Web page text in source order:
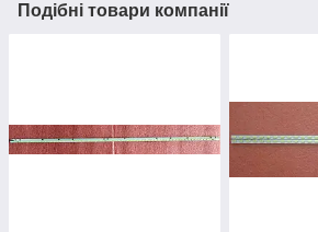
Подібні товари компанії